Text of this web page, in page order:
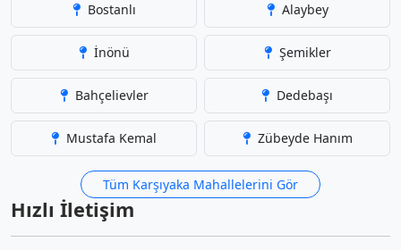
Bostanlı Alaybey
İnönü Şemikler
Bahçelievler Dedebaşı
Mustafa Kemal Zübeyde Hanım
Tüm Karşıyaka Mahallelerini Gör
Hızlı İletişim